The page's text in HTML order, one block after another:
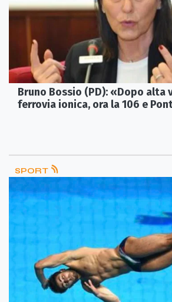
Bruno Bossio (PD): «Dopo alta
ferrovia ionica, ora la 106 e
SPORT